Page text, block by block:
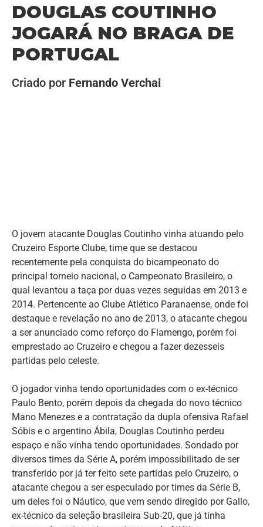
DOUGLAS COUTINHO
JOGARÁ NO BRAGA DE
PORTUGAL
Criado por Fernando Verchai
O jovem atacante Douglas Coutinho vinha atuando pelo
Cruzeiro Esporte Clube, time que se destacou
recentemente pela conquista do bicampeonato do
principal torneio nacional, o Campeonato Brasileiro, o
qual levantou a taça por duas vezes seguidas em 2013 e
2014. Pertencente ao Clube Atlético Paranaense, onde foi
destaque e revelação no ano de 2013, o atacante chegou
a ser anunciado como reforço do Flamengo, porém foi
emprestado ao Cruzeiro e chegou a fazer dezesseis
partidas pelo celeste.
O jogador vinha tendo oportunidades com o ex-técnico
Paulo Bento, porém depois da chegada do novo técnico
Mano Menezes e a contratação da dupla ofensiva Rafael
Sóbis e o argentino Ábila, Douglas Coutinho perdeu
espaço e não vinha tendo oportunidades. Sondado por
diversos times da Série A, porém impossibilitado de ser
transferido por já ter feito sete partidas pelo Cruzeiro, o
atacante chegou a ser especulado por times da Série B,
um deles foi o Náutico, que vem sendo diregido por Gallo,
ex-técnico da seleção brasileira Sub-20, que já tinha